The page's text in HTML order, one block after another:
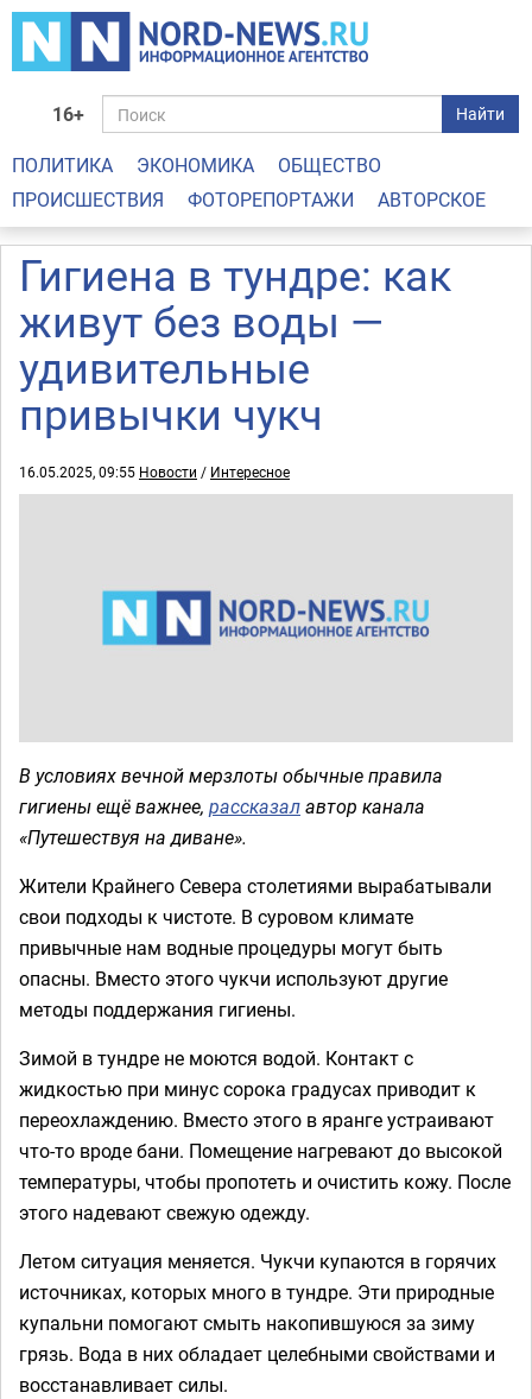
16+ Найти
ПОЛИТИКА ЭКОНОМИКА
ОБЩЕСТВО
ПРОИСШЕСТВИЯ
ФОТОРЕПОРТАЖИ АВТОРСКОЕ
Гигиена в тундре: как
живут без воды —
удивительные
привычки чукч
16.05.2025, 09:55 Новости / Интересное
В условиях вечной мерзлоты обычные правила
гигиены ещё важнее, рассказалавтор канала
«Путешествуя на диване».
Жители Крайнего Севера столетиями вырабатывали
свои подходы к чистоте. В суровом климате
привычные нам водные процедуры могут быть
опасны. Вместо этого чукчи используют другие
методы поддержания гигиены.
Зимой в тундре не моются водой. Контакт с
жидкостью при минус сорока градусах приводит к
переохлаждению. Вместо этого в яранге устраивают
что-то вроде бани. Помещение нагревают до высокой
температуры, чтобы пропотеть и очистить кожу. После
этого надевают свежую одежду.
Летом ситуация меняется. Чукчи купаются в горячих
источниках, которых много в тундре. Эти природные
купальни помогают смыть накопившуюся за зиму
грязь. Вода в них обладает целебными свойствами и
восстанавливает силы.